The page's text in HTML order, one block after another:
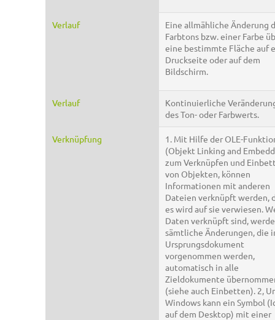
Verlauf
Eine allmähliche Änderung
Farbtons bzw. einer Farbe
eine bestimmte Fläche auf
Druckseite oder auf dem
Bildschirm.
Verlauf
Kontinuierliche
des Ton- oder Farbwerts.
Verknüpfung
1. Mit Hilfe der OLE-
(Objekt Linking and
zum Verknüpfen und
von Objekten, können
Informationen mit anderen
Dateien verknüpft werden,
es wird auf sie verwiesen.
Daten verknüpft sind,
sämtliche Änderungen, die
Ursprungsdokument
vorgenommen werden,
automatisch in alle
Zieldokumente
(siehe auch Einbetten). 2,
Windows kann ein Symbol
auf dem Desktop) mit einer